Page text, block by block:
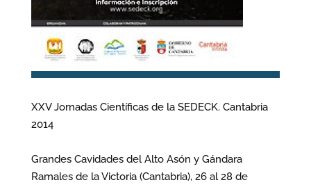
XXV Jornadas Científicas de la SEDECK. Cantabria
2014
Grandes Cavidades del Alto Asón y Gándara
Ramales de la Victoria (Cantabria), 26 al 28 de